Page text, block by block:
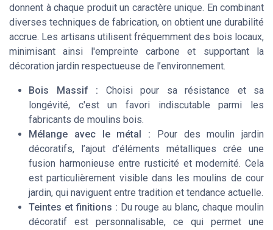
donnent à chaque produit un caractère unique. En combinant
diverses techniques de fabrication, on obtient une durabilité
accrue. Les artisans utilisent fréquemment des bois locaux,
minimisant ainsi l'empreinte carbone et supportant la
décoration jardin respectueuse de l’environnement.
Bois Massif : Choisi pour sa résistance et sa
longévité, c'est un favori indiscutable parmi les
fabricants de moulins bois.
Mélange avec le métal : Pour des moulin jardin
décoratifs, l’ajout d’éléments métalliques crée une
fusion harmonieuse entre rusticité et modernité. Cela
est particulièrement visible dans les moulins de cour
jardin, qui naviguent entre tradition et tendance actuelle.
Teintes et finitions : Du rouge au blanc, chaque moulin
décoratif est personnalisable, ce qui permet une